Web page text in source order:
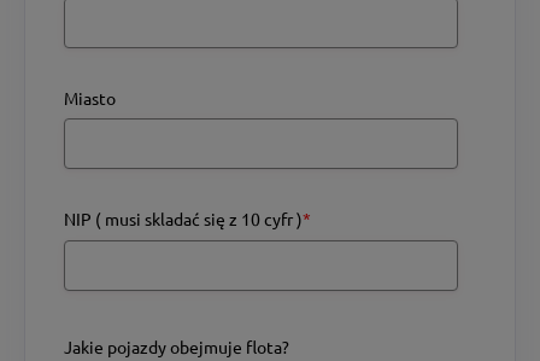
Miasto
NIP ( musi skladać się z 10 cyfr )*
Jakie pojazdy obejmuje flota?